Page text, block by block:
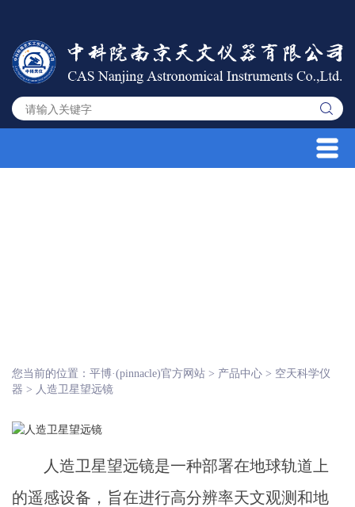
您当前的位置： 平博·(pinnacle)官方网站 > 产品中心 > 空天科学仪
器 > 人造卫星望远镜
人造卫星望远镜是一种部署在地球轨道上
的遥感设备，旨在进行高分辨率天文观测和地